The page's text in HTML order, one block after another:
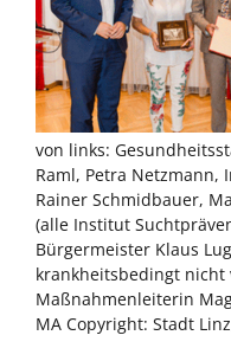
von links:
Raml, Petra Netzmann,
Rainer Schmidbauer,
(alle Institut
Bürgermeister Klaus
krankheitsbedingt nicht
Maßnahmenleiterin
MA Copyright: Stadt